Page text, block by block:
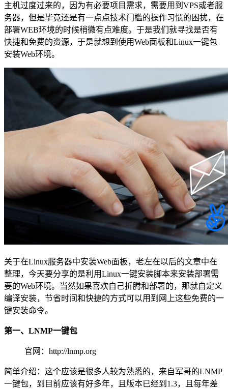
主机过度过来的，因为有必要项目需求，需要用到VPS或者服
务器，但是毕竟还是有一点点技术门槛的操作习惯的困扰，在
部署WEB环境的时候稍微有点难度。于是我们就寻找是否有
快捷和免费的资源，于是就想到使用Web面板和Linux一键包
安装Web环境。
关于在Linux服务器中安装Web面板，老左在以后的文章中在
整理，今天要分享的是利用Linux一键安装脚本来安装部署需
要的Web环境。当然如果喜欢自己折腾和部署的，那就自定义
编译安装，节省时间和快捷的方式可以用到网上这些免费的一
键安装命令。
第一、LNMP一键包
官网：http://lnmp.org
简单介绍：这个应该是很多人较为熟悉的，来自军哥的LNMP
一键包，到目前应该有好多年，且版本已经到1.3，且每年差